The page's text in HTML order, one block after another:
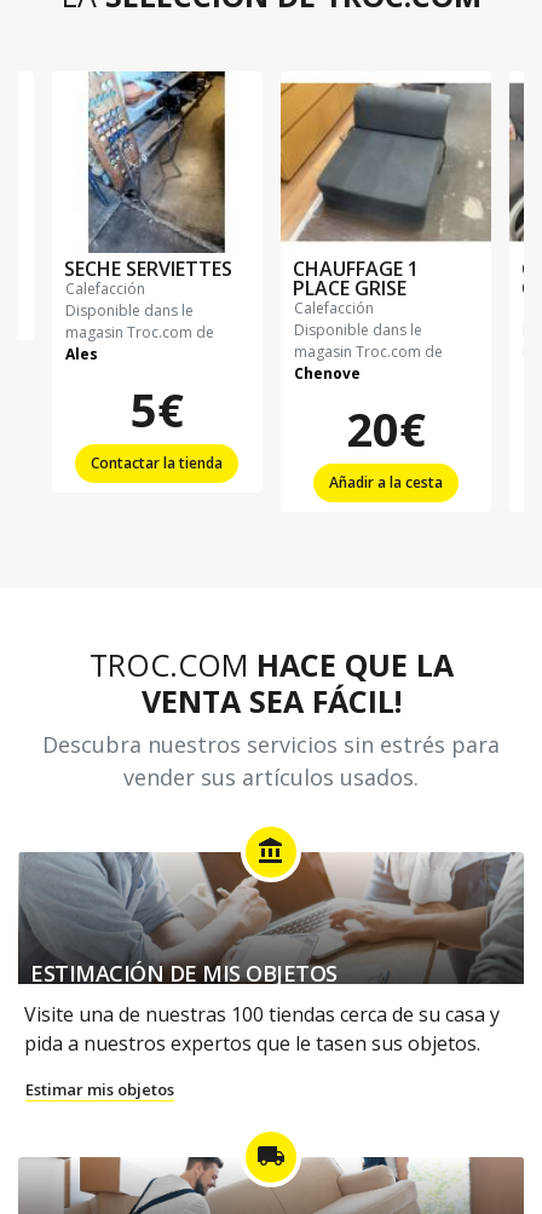
SECHE SERVIETTES
calefacción
Disponible dans le
magasin Troc.com de
Ales
5€
Contactar la tienda
CHAUFFAGE 1
PLACE GRISE
calefacción
Disponible dans le
magasin Troc.com de
Chenove
20€
Añadir a la cesta
TROC.COM HACE QUE LA
VENTA SEA FÁCIL!
Descubra nuestros servicios sin estrés para
vender sus artículos usados.
account_balance
ESTIMACIÓN DE MIS OBJETOS
Visite una de nuestras 100 tiendas cerca de su casa y
pida a nuestros expertos que le tasen sus objetos.
Estimar mis objetos
local_shipping